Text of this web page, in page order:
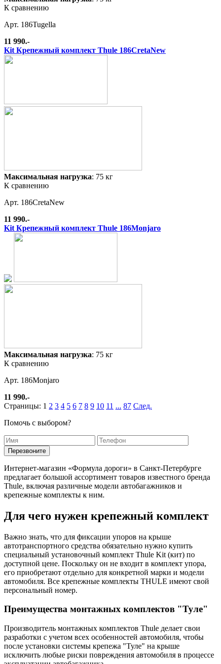
К сравнению
Арт. 186Tugella
11 990.-
Kit Крепежный комплект Thule 186CretaNew
Максимальная нагрузка: 75 кг
К сравнению
Арт. 186CretaNew
11 990.-
Kit Крепежный комплект Thule 186Monjaro
Максимальная нагрузка: 75 кг
К сравнению
Арт. 186Monjaro
11 990.-
Страницы: 1 2 3 4 5 6 7 8 9 10 11 ... 87 След.
Помочь с выбором?
Интернет-магазин «Формула дороги» в Санкт-Петербурге
предлагает большой ассортимент товаров известного бренда
Thule, включая различные модели автобагажников и
крепежные комплекты к ним.
Для чего нужен крепежный комплект
Важно знать, что для фиксации упоров на крыше
автотранспортного средства обязательно нужно купить
специальный установочный комплект Thule Kit (кит) по
доступной цене. Поскольку он не входит в комплект упора,
его приобретают отдельно для конкретной марки и модели
автомобиля. Все крепежные комплекты THULE имеют свой
персональный номер.
Преимущества монтажных комплектов "Туле"
Производитель монтажных комплектов Thule делает свои
разработки с учетом всех особенностей автомобиля, чтобы
после установки системы крепежа "Туле" на крыше
исключить любые риски повреждения автомобиля в процессе